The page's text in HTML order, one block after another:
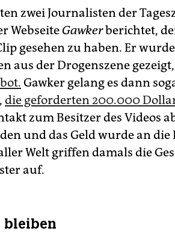
zwei Journalisten der
WebseiteGawkerberichtet,
gesehen zu haben. Er
aus der Drogenszene
Gawker gelang es dann
die geforderten 200.000
zum Besitzer des Videos
und das Geld wurde an die
Welt griffen damals die
auf.